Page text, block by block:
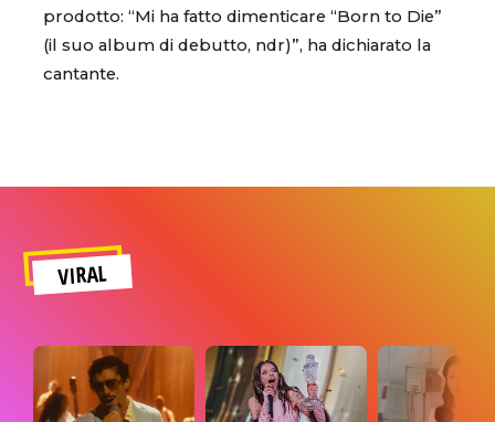
prodotto: “Mi ha fatto dimenticare “Born to Die”
(il suo album di debutto, ndr)”, ha dichiarato la
cantante.
VIRAL